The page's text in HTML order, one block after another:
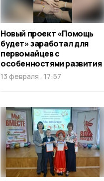
Новый проект «Помощь
будет» заработал для
первомайцев с
особенностями развития
13 февраля , 17:57